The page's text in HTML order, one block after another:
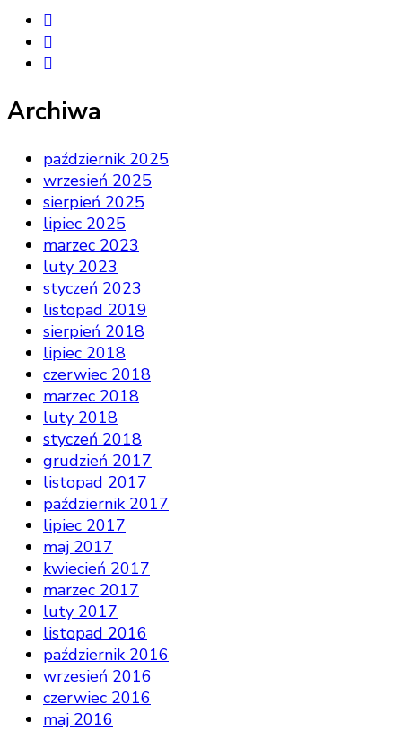
Archiwa
październik 2025
wrzesień 2025
sierpień 2025
lipiec 2025
marzec 2023
luty 2023
styczeń 2023
listopad 2019
sierpień 2018
lipiec 2018
czerwiec 2018
marzec 2018
luty 2018
styczeń 2018
grudzień 2017
listopad 2017
październik 2017
lipiec 2017
maj 2017
kwiecień 2017
marzec 2017
luty 2017
listopad 2016
październik 2016
wrzesień 2016
czerwiec 2016
maj 2016